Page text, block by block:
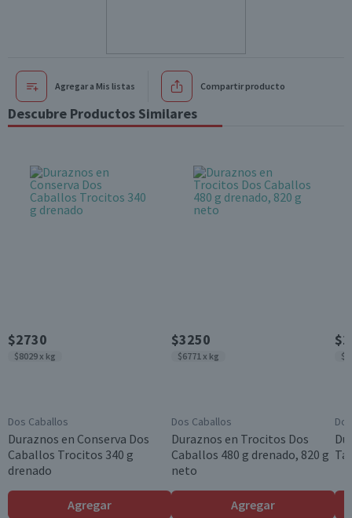
Agregar a Mis listas Compartir producto
Descubre Productos Similares
$2730
$8029 x kg
Dos Caballos
Duraznos en Conserva Dos
Caballos Trocitos 340 g
drenado
Agregar
$3250
$6771 x kg
Dos Caballos
Duraznos en Trocitos Dos
Caballos 480 g drenado, 820 g
neto
Agregar